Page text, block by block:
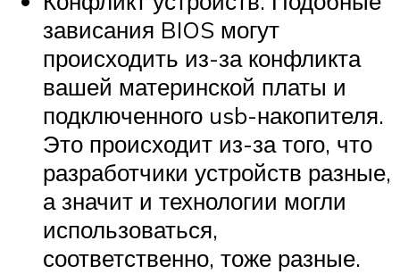
зависания BIOS могут
происходить из-за конфликта
вашей материнской платы и
подключенного usb-накопителя.
Это происходит из-за того, что
разработчики устройств разные,
а значит и технологии могли
использоваться,
соответственно, тоже разные.